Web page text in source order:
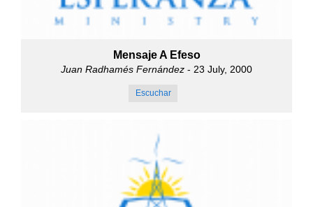
Mensaje A Efeso
Juan Radhamés Fernández - 23 July, 2000
Escuchar